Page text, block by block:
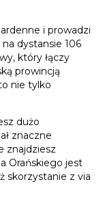
i prowadzi
dystansie 106
który łączy
prowincją
nie tylko
dużo
znaczne
znajdziesz
Orańskiego jest
skorzystanie z via